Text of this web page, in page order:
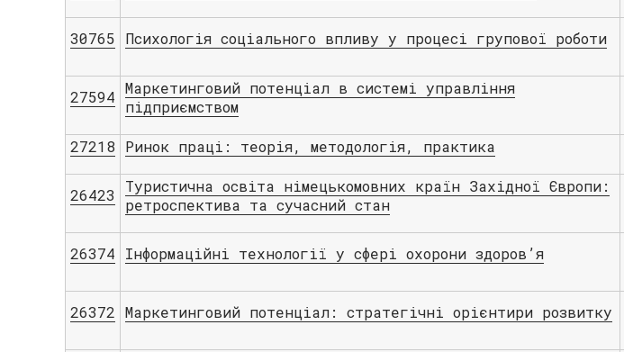
30765 Психологія соціального впливу у процесі групової роботи
27594 Маркетинговий потенціал в системі управління
підприємством
27218 Ринок праці: теорія, методологія, практика
26423
Туристична освіта німецькомовних країн Західної Європи:
ретроспектива та сучасний стан
26374 Інформаційні технології у сфері охорони здоров’я
26372 Маркетинговий потенціал: стратегічні орієнтири розвитку